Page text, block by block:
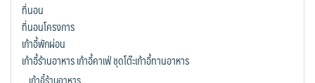
ที่นอน
ที่นอนโครงการ
เก้าอี้พักผ่อน
เก้าอี้ร้านอาหาร เก้าอี้คาเฟ่ ชุดโต๊ะเก้าอี้ทานอาหาร
เก้าอี้ร้านอาหาร